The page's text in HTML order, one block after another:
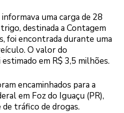
uma carga de 28
destinada a Contagem
foi encontrada durante uma
O valor do
em R$ 3,5 milhões.
encaminhados para a
em Foz do Iguaçu (PR),
tráfico de drogas.